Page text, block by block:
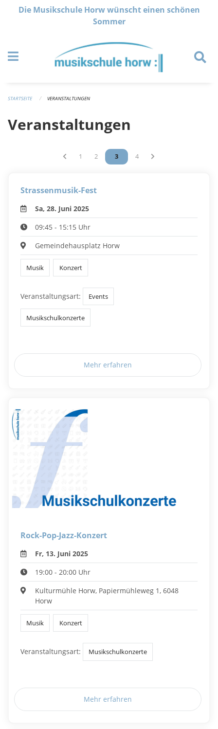
Navigation überspringen
Die Musikschule Horw wünscht einen schönen
Sommer
STARTSEITE VERANSTALTUNGEN
Veranstaltungen
Vous êtes sur la page
1 Vous êtes sur la page
2 Vous êtes sur la page
3 Vous êtes sur la page
4
Strassenmusik-Fest
Sa, 28. Juni 2025
09:45 - 15:15 Uhr
Gemeindehausplatz Horw
Musik Konzert
Veranstaltungsart: Events
Musikschulkonzerte
Mehr erfahren
Rock-Pop-Jazz-Konzert
Fr, 13. Juni 2025
19:00 - 20:00 Uhr
Kulturmühle Horw, Papiermühleweg 1, 6048
Horw
Musik Konzert
Veranstaltungsart: Musikschulkonzerte
Mehr erfahren